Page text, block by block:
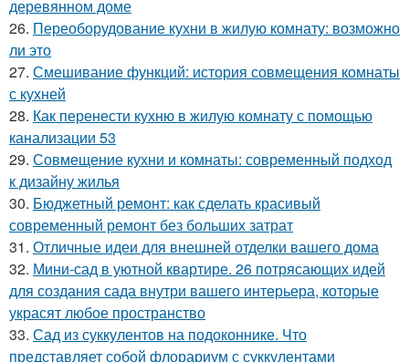
деревянном доме
26. Переоборудование кухни в жилую комнату: возможно
ли это
27. Смешивание функций: история совмещения комнаты
с кухней
28. Как перенести кухню в жилую комнату с помощью
канализации 53
29. Совмещение кухни и комнаты: современный подход
к дизайну жилья
30. Бюджетный ремонт: как сделать красивый
современный ремонт без больших затрат
31. Отличные идеи для внешней отделки вашего дома
32. Мини-сад в уютной квартире. 26 потрясающих идей
для создания сада внутри вашего интерьера, которые
украсят любое пространство
33. Сад из суккулентов на подоконнике. Что
представляет собой флорариум с суккулентами